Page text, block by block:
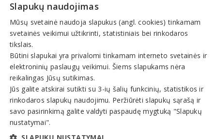
ir
nespecializuota
parduotuvės
© INFOMINTA, UAB. Visos teisės saugomos. Telefonas+370
6900 1551. El. paštasinfo@1551.info
Pagrindinis
Tikslinti duomenis
Transportas
El. parduotuvės
Pagalba
Slapukų naudojimas
Mūsų svetainė naudoja slapukus (angl. cookies) tinkamam
svetainės veikimui užtikrinti, statistiniais bei rinkodaros
tikslais.
Būtini slapukai yra privalomi tinkamam interneto svetainės ir
elektroninių paslaugų veikimui. Šiems slapukams nėra
reikalingas Jūsų sutikimas.
Jūs galite atskirai sutikti su 3-ių šalių funkcinių, statistikos ir
rinkodaros slapukų naudojimu. Peržiūrėti slapukų sąrašą ir
savo pasirinkimą galite valdyti paspaudę mygtuką "Slapukų
nustatymai".